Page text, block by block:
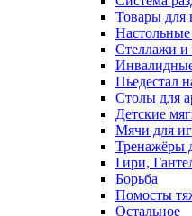
Товары для
Стеллажи и
Пьедестал
Столы для
Детские
Мячи для
Тренажёры
Гири,
Борьба
Помосты
Остальное